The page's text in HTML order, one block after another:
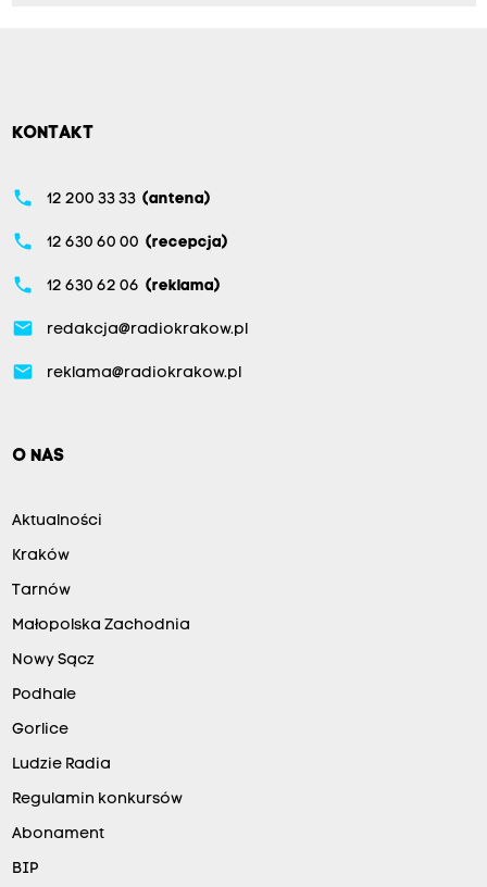
KONTAKT
phone 12 200 33 33 (antena)
phone 12 630 60 00 (recepcja)
phone 12 630 62 06 (reklama)
email redakcja@radiokrakow.pl
email reklama@radiokrakow.pl
O NAS
Aktualności
Kraków
Tarnów
Małopolska Zachodnia
Nowy Sącz
Podhale
Gorlice
Ludzie Radia
Regulamin konkursów
Abonament
BIP